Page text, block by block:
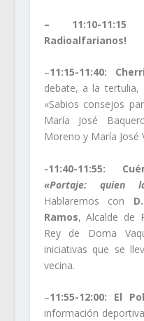
– 11:10-
Radioalfarianos!
–11:15-11:40:
debate, a la tertulia,
«Sabios consejos
María José
Moreno y María José
-11:40-11:55:
«Portaje: quien
Hablaremos con
Ramos, Alcalde de
Rey de Doma
iniciativas que se
vecina.
–11:55-12:00: El
información